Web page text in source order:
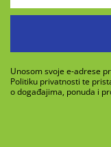
Unosom svoje e-adrese
Politiku privatnosti te
o događajima, ponuda i